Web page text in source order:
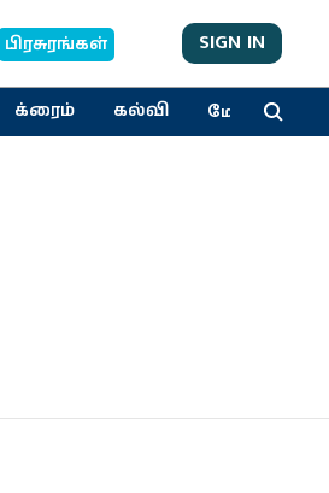
பிரசுரங்கள் SIGN IN
க்ரைம் கல்வி மேலும்